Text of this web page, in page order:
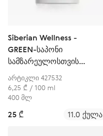
Siberian Wellness -
GREEN-საპონი
სამზარეულოსთვის
Siberian Herbs
არტიკლი 427532
6,25 ₾ / 100 ml
400 მლ
25 ₾ 11.0 ქულა